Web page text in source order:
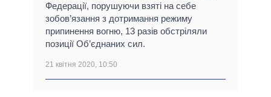
Федерації, порушуючи взяті на себе
зобов’язання з дотримання режиму
припинення вогню, 13 разів обстріляли
позиції Об’єднаних сил.
21 квітня 2020, 10:50